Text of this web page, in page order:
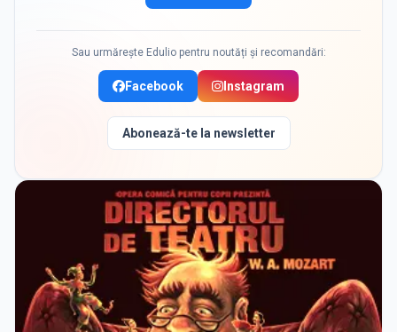
Sau urmărește Edulio pentru noutăți și recomandări:
Facebook Instagram
Abonează-te la newsletter